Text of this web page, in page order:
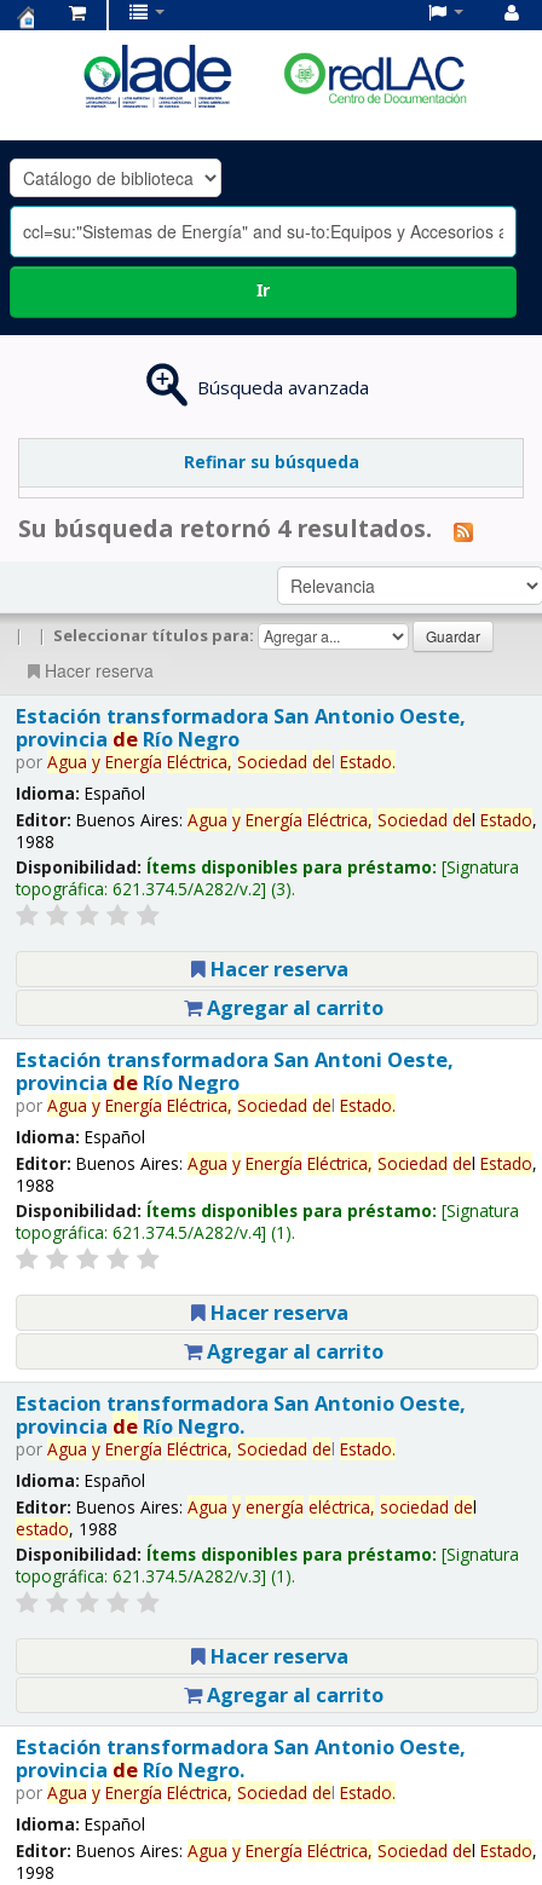
OLADE
-
Ir
Búsqueda avanzada
Refinar su búsqueda
Su búsqueda retornó 4 resultados.
| | Seleccionar títulos para:
Hacer reserva
Estación transformadora San Antonio Oeste,
provincia deRío Negro
por Agua y Energía Eléctrica, Sociedad del Estado.
Idioma: Español
Editor: Buenos Aires: Agua y Energía Eléctrica, Sociedad del Estado,
1988
Disponibilidad: Ítems disponibles para préstamo: Signatura
topográfica: 621.374.5/A282/v.2 (3).
Hacer reserva
Agregar al carrito
Estación transformadora San Antoni Oeste,
provincia deRío Negro
por Agua y Energía Eléctrica, Sociedad del Estado.
Idioma: Español
Editor: Buenos Aires: Agua y Energía Eléctrica, Sociedad del Estado,
1988
Disponibilidad: Ítems disponibles para préstamo: Signatura
topográfica: 621.374.5/A282/v.4 (1).
Hacer reserva
Agregar al carrito
Estacion transformadora San Antonio Oeste,
provincia deRío Negro.
por Agua y Energía Eléctrica, Sociedad del Estado.
Idioma: Español
Editor: Buenos Aires: Agua y energía eléctrica, sociedad del
estado, 1988
Disponibilidad: Ítems disponibles para préstamo: Signatura
topográfica: 621.374.5/A282/v.3 (1).
Hacer reserva
Agregar al carrito
Estación transformadora San Antonio Oeste,
provincia deRío Negro.
por Agua y Energía Eléctrica, Sociedad del Estado.
Idioma: Español
Editor: Buenos Aires: Agua y Energía Eléctrica, Sociedad del Estado,
1998